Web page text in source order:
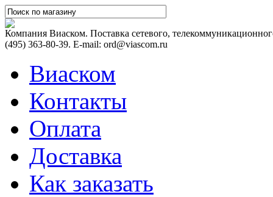
Компания Виаском. Поставка сетевого,
(495) 363-80-39. E-mail: ord@viascom.ru
Виаском
Контакты
Оплата
Доставка
Как заказать